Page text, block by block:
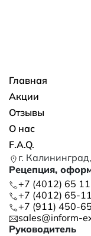
Основная
Главная
Акции
Отзывы
О нас
F.A.Q.
г.
Рецепция,
+7 (4012) 65
+7 (4012) 65-
+7 (911) 450-
sales@inform-
Руководитель